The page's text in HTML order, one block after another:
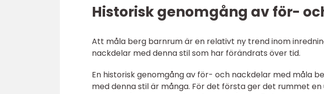
Historisk genomgång av för-
Att måla berg barnrum är en relativt ny trend inom
nackdelar med denna stil som har förändrats över tid.
En historisk genomgång av för- och nackdelar med måla
med denna stil är många. För det första ger det rummet